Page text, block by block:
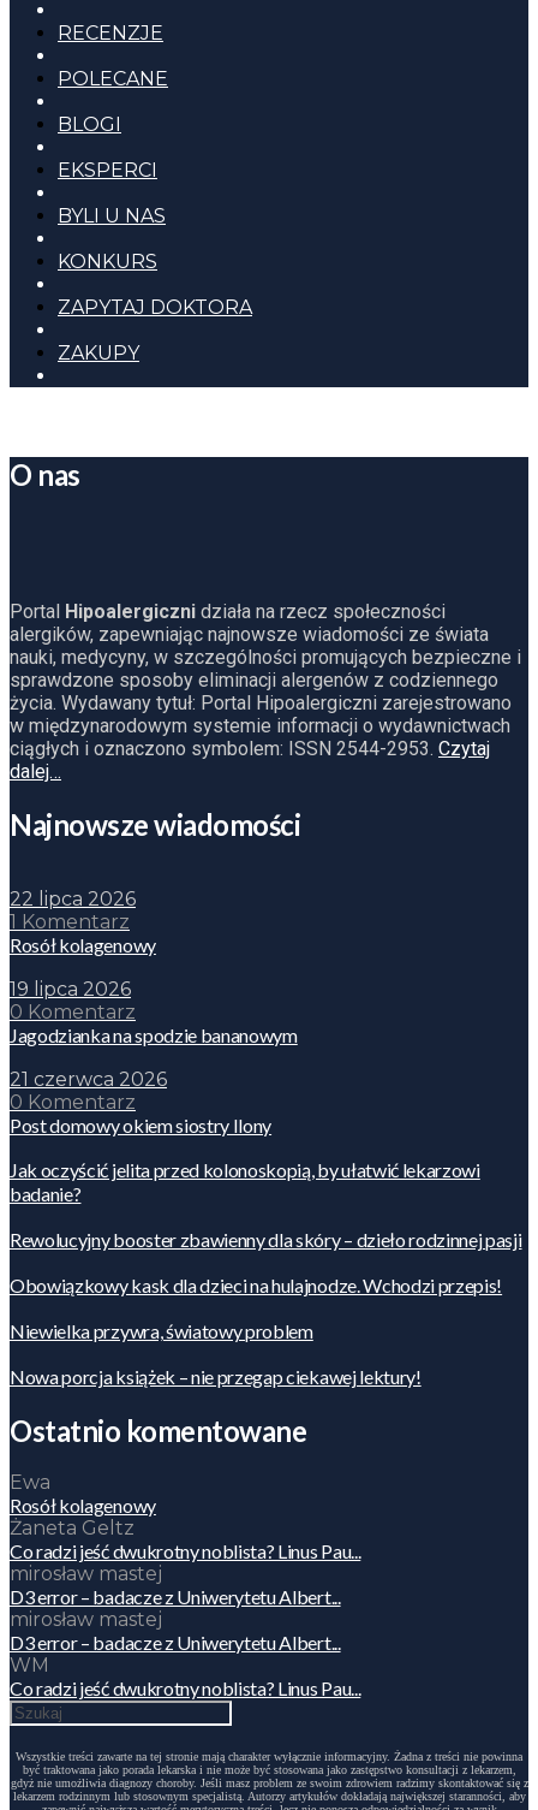
RECENZJE
POLECANE
BLOGI
EKSPERCI
BYLI U NAS
KONKURS
ZAPYTAJ DOKTORA
ZAKUPY
O nas
Portal Hipoalergiczni działa na rzecz społeczności
alergików, zapewniając najnowsze wiadomości ze świata
nauki, medycyny, w szczególności promujących bezpieczne i
sprawdzone sposoby eliminacji alergenów z codziennego
życia. Wydawany tytuł: Portal Hipoalergiczni zarejestrowano
w międzynarodowym systemie informacji o wydawnictwach
ciągłych i oznaczono symbolem: ISSN 2544-2953. Czytaj
dalej…
Najnowsze wiadomości
22 lipca 2026
1 Komentarz
Rosół kolagenowy
19 lipca 2026
0 Komentarz
Jagodzianka na spodzie bananowym
21 czerwca 2026
0 Komentarz
Post domowy okiem siostry Ilony
Jak oczyścić jelita przed kolonoskopią, by ułatwić lekarzowi
badanie?
Rewolucyjny booster zbawienny dla skóry – dzieło rodzinnej pasji
Obowiązkowy kask dla dzieci na hulajnodze. Wchodzi przepis!
Niewielka przywra, światowy problem
Nowa porcja książek – nie przegap ciekawej lektury!
Ostatnio komentowane
Ewa
Rosół kolagenowy
Żaneta Geltz
Co radzi jeść dwukrotny noblista? Linus Pau...
mirosław mastej
D3 error – badacze z Uniwerytetu Albert...
mirosław mastej
D3 error – badacze z Uniwerytetu Albert...
WM
Co radzi jeść dwukrotny noblista? Linus Pau...
Wszystkie treści zawarte na tej stronie mają charakter wyłącznie informacyjny. Żadna z treści nie powinna
być traktowana jako porada lekarska i nie może być stosowana jako zastępstwo konsultacji z lekarzem,
gdyż nie umożliwia diagnozy choroby. Jeśli masz problem ze swoim zdrowiem radzimy skontaktować się z
lekarzem rodzinnym lub stosownym specjalistą. Autorzy artykułów dokładają największej staranności, aby